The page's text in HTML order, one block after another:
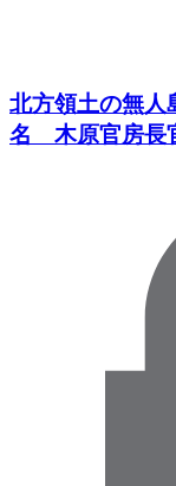
北方領土の無人
名 木原官房長